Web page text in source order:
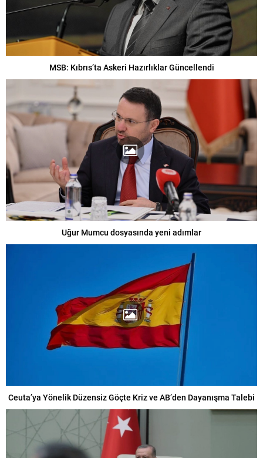
MSB: Kıbrıs’ta Askeri Hazırlıklar Güncellendi
Uğur Mumcu dosyasında yeni adımlar
Ceuta’ya Yönelik Düzensiz Göçte Kriz ve AB’den Dayanışma Talebi